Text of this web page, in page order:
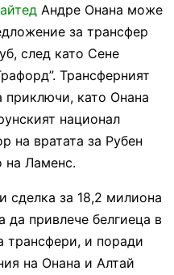
Андре Онана може
за трансфер
след като Сене
Трансферният
приключи, като Онана
национал
на вратата за Рубен
на Ламенс.
сделка за 18,2 милиона
да привлече белгиеца в
трансфери, и поради
на Онана и Алтай